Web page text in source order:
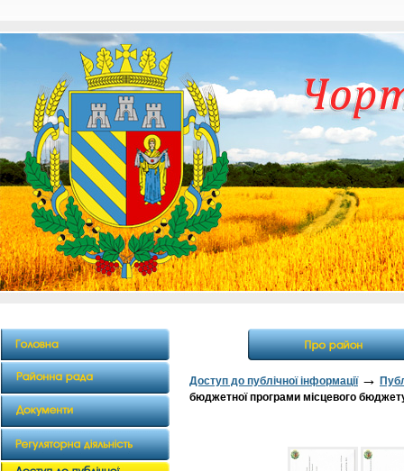
Доступ до публічної інформації →
бюджетної програми місцевого